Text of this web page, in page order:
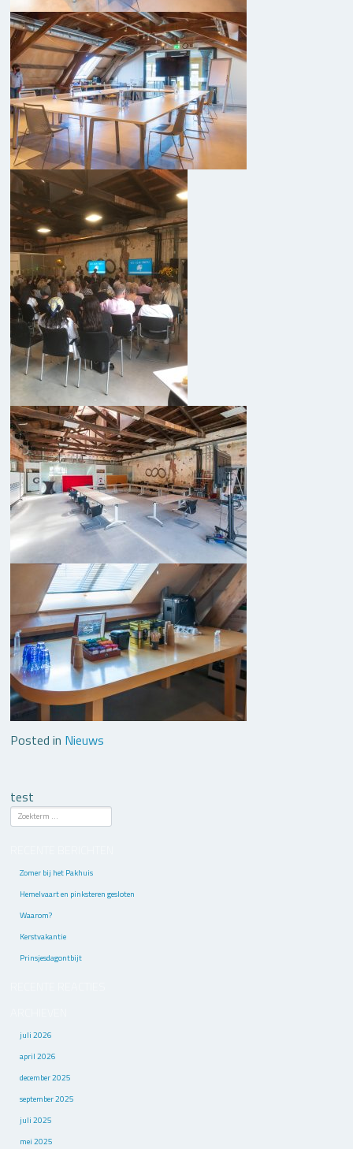
Posted in Nieuws
test
Zomer bij het Pakhuis
Hemelvaart en pinksteren gesloten
Waarom?
Kerstvakantie
Prinsjesdagontbijt
juli 2026
april 2026
december 2025
september 2025
juli 2025
mei 2025